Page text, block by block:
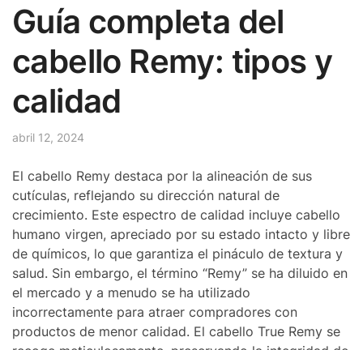
Guía completa del
cabello Remy: tipos y
calidad
abril 12, 2024
El cabello Remy destaca por la alineación de sus
cutículas, reflejando su dirección natural de
crecimiento. Este espectro de calidad incluye cabello
humano virgen, apreciado por su estado intacto y libre
de químicos, lo que garantiza el pináculo de textura y
salud. Sin embargo, el término “Remy” se ha diluido en
el mercado y a menudo se ha utilizado
incorrectamente para atraer compradores con
productos de menor calidad. El cabello True Remy se